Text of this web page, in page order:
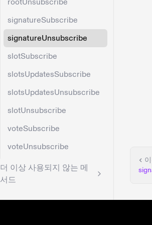
rootUnsubscribe
signatureSubscribe
signatureUnsubscribe
slotSubscribe
slotsUpdatesSubscribe
slotsUpdatesUnsubscribe
slotUnsubscribe
voteSubscribe
voteUnsubscribe
더 이상 사용되지 않는 메
서드